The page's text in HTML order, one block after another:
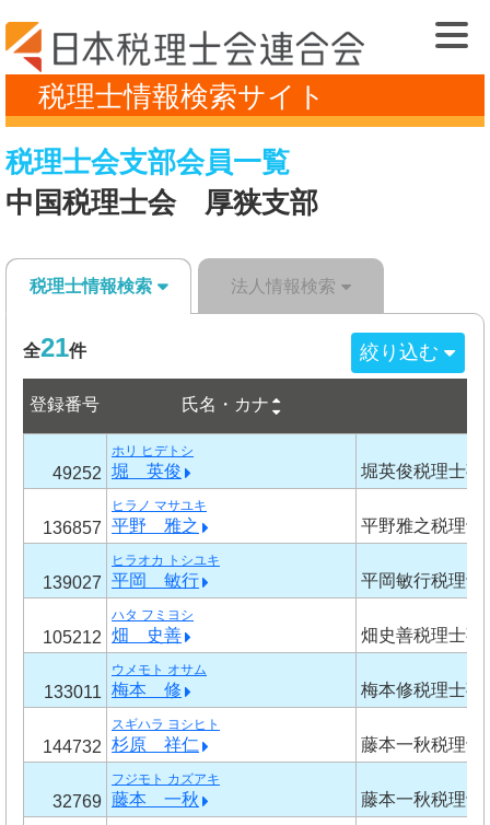
税理士情報検索サイト
税理士会支部会員一覧
中国税理士会 厚狭支部
税理士情報検索 法人情報検索
全21件 絞り込む
登録番号 氏名・カナ
49252
ホリ ヒデトシ
堀 英俊 堀英俊税理士事
136857
ヒラノ マサユキ
平野 雅之 平野雅之税理士
139027
ヒラオカ トシユキ
平岡 敏行 平岡敏行税理士
105212
ハタ フミヨシ
畑 史善 畑史善税理士事
133011
ウメモト オサム
梅本 修 梅本修税理士事
144732
スギハラ ヨシヒト
杉原 祥仁 藤本一秋税理士
32769
フジモト カズアキ
藤本 一秋 藤本一秋税理士